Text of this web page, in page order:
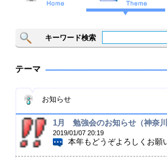
キーワード検索
テーマ
お知らせ
1月 勉強会のお知らせ（神奈
2019/01/07 20:19
本年もどうぞよろしくお願